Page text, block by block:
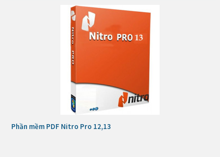
Phần mềm PDF Nitro Pro 12,13